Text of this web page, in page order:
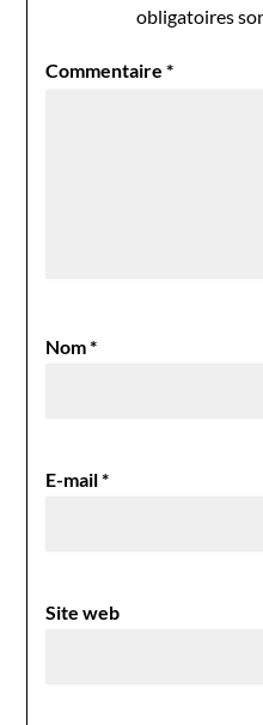
obligatoires
Commentaire*
Nom*
E-mail*
Site web